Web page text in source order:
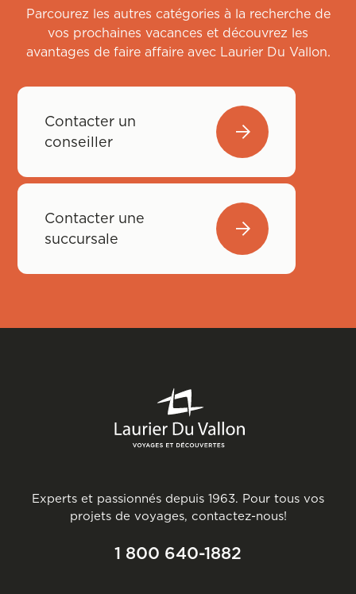
Parcourez les autres catégories à la recherche de
vos prochaines vacances et découvrez les
avantages de faire affaire avec Laurier Du Vallon.
Contacter un
conseiller
Contacter une
succursale
Experts et passionnés depuis 1963. Pour tous vos
projets de voyages, contactez-nous!
1 800 640-1882